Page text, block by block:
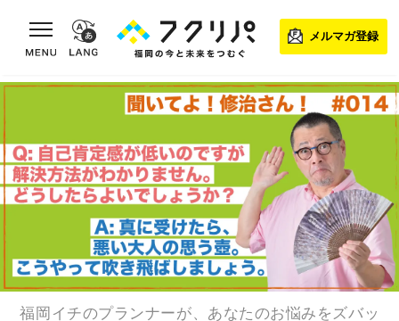
toggle navigation
メルマガ登録
福岡イチのプランナーが、あなたのお悩みをズバッ